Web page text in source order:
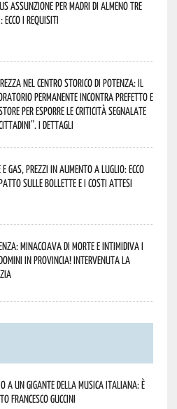
assunzione per madri di almeno tre
ecco i requisiti
nel Centro Storico di Potenza: il
Permanente incontra Prefetto e
per esporre le criticità segnalate
I dettagli
e gas, prezzi in aumento a luglio: ecco
sulle bollette e i costi attesi
minacciava di morte e intimidiva i
in provincia! Intervenuta la
a un gigante della musica italiana: è
Francesco Guccini